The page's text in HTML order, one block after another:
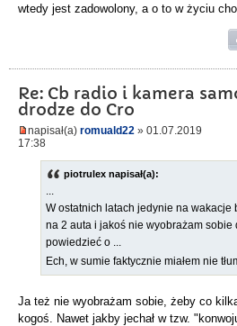
wtedy jest zadowolony, a o to w życiu
Re: Cb radio i kamera
drodze do Cro
napisał(a) romuald22 » 01.07.2019
17:38
piotrulex napisał(a):
...
W ostatnich latach jedynie na wakacje
na 2 auta i jakoś nie wyobrażam
powiedzieć o ...
Ech, w sumie faktycznie miałem nie
Ja też nie wyobrażam sobie, żeby co
kogoś. Nawet jakby jechał w tzw.